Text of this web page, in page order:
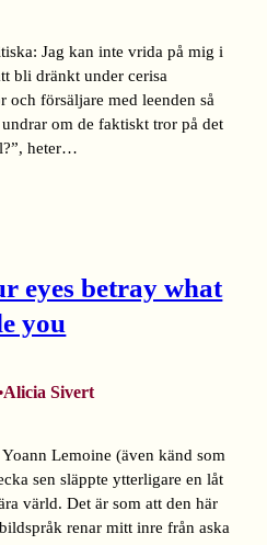
Jag kan inte vrida på mig i
bli dränkt under cerisa
och försäljare med leenden så
om de faktiskt tror på det
heter…
eyes betray what
you
Alicia Sivert
Yoann Lemoine (även känd som
sen släppte ytterligare en låt
värld. Det är som att den här
renar mitt inre från aska